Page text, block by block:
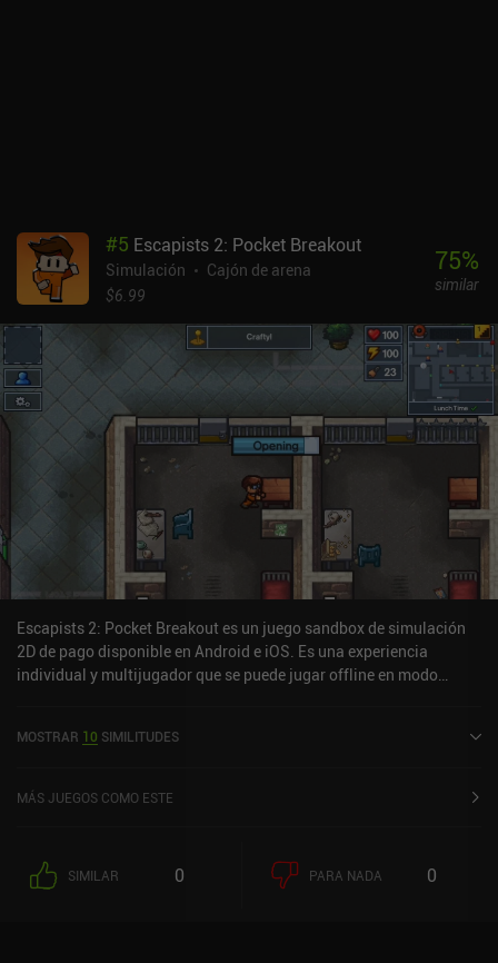
#5 Escapists 2: Pocket Breakout
Simulación
Cajón de arena
$6.99
75%
similar
Escapists 2: Pocket Breakout es un juego sandbox de simulación
2D de pago disponible en Android e iOS. Es una experiencia
individual y multijugador que se puede jugar offline en modo
2019 y tiene una valoración actual de 4,3 sobre 5,0 en Google Play
MOSTRAR 10 SIMILITUDES
MÁS JUEGOS COMO ESTE
SIMILAR 0 PARA NADA 0